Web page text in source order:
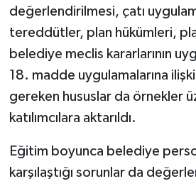
değerlendirilmesi, çatı
tereddütler, plan hükümleri,
belediye meclis kararlarının
18. madde uygulamalarına
gereken hususlar da örnekler
katılımcılara aktarıldı.
Eğitim boyunca belediye
karşılaştığı sorunlar da